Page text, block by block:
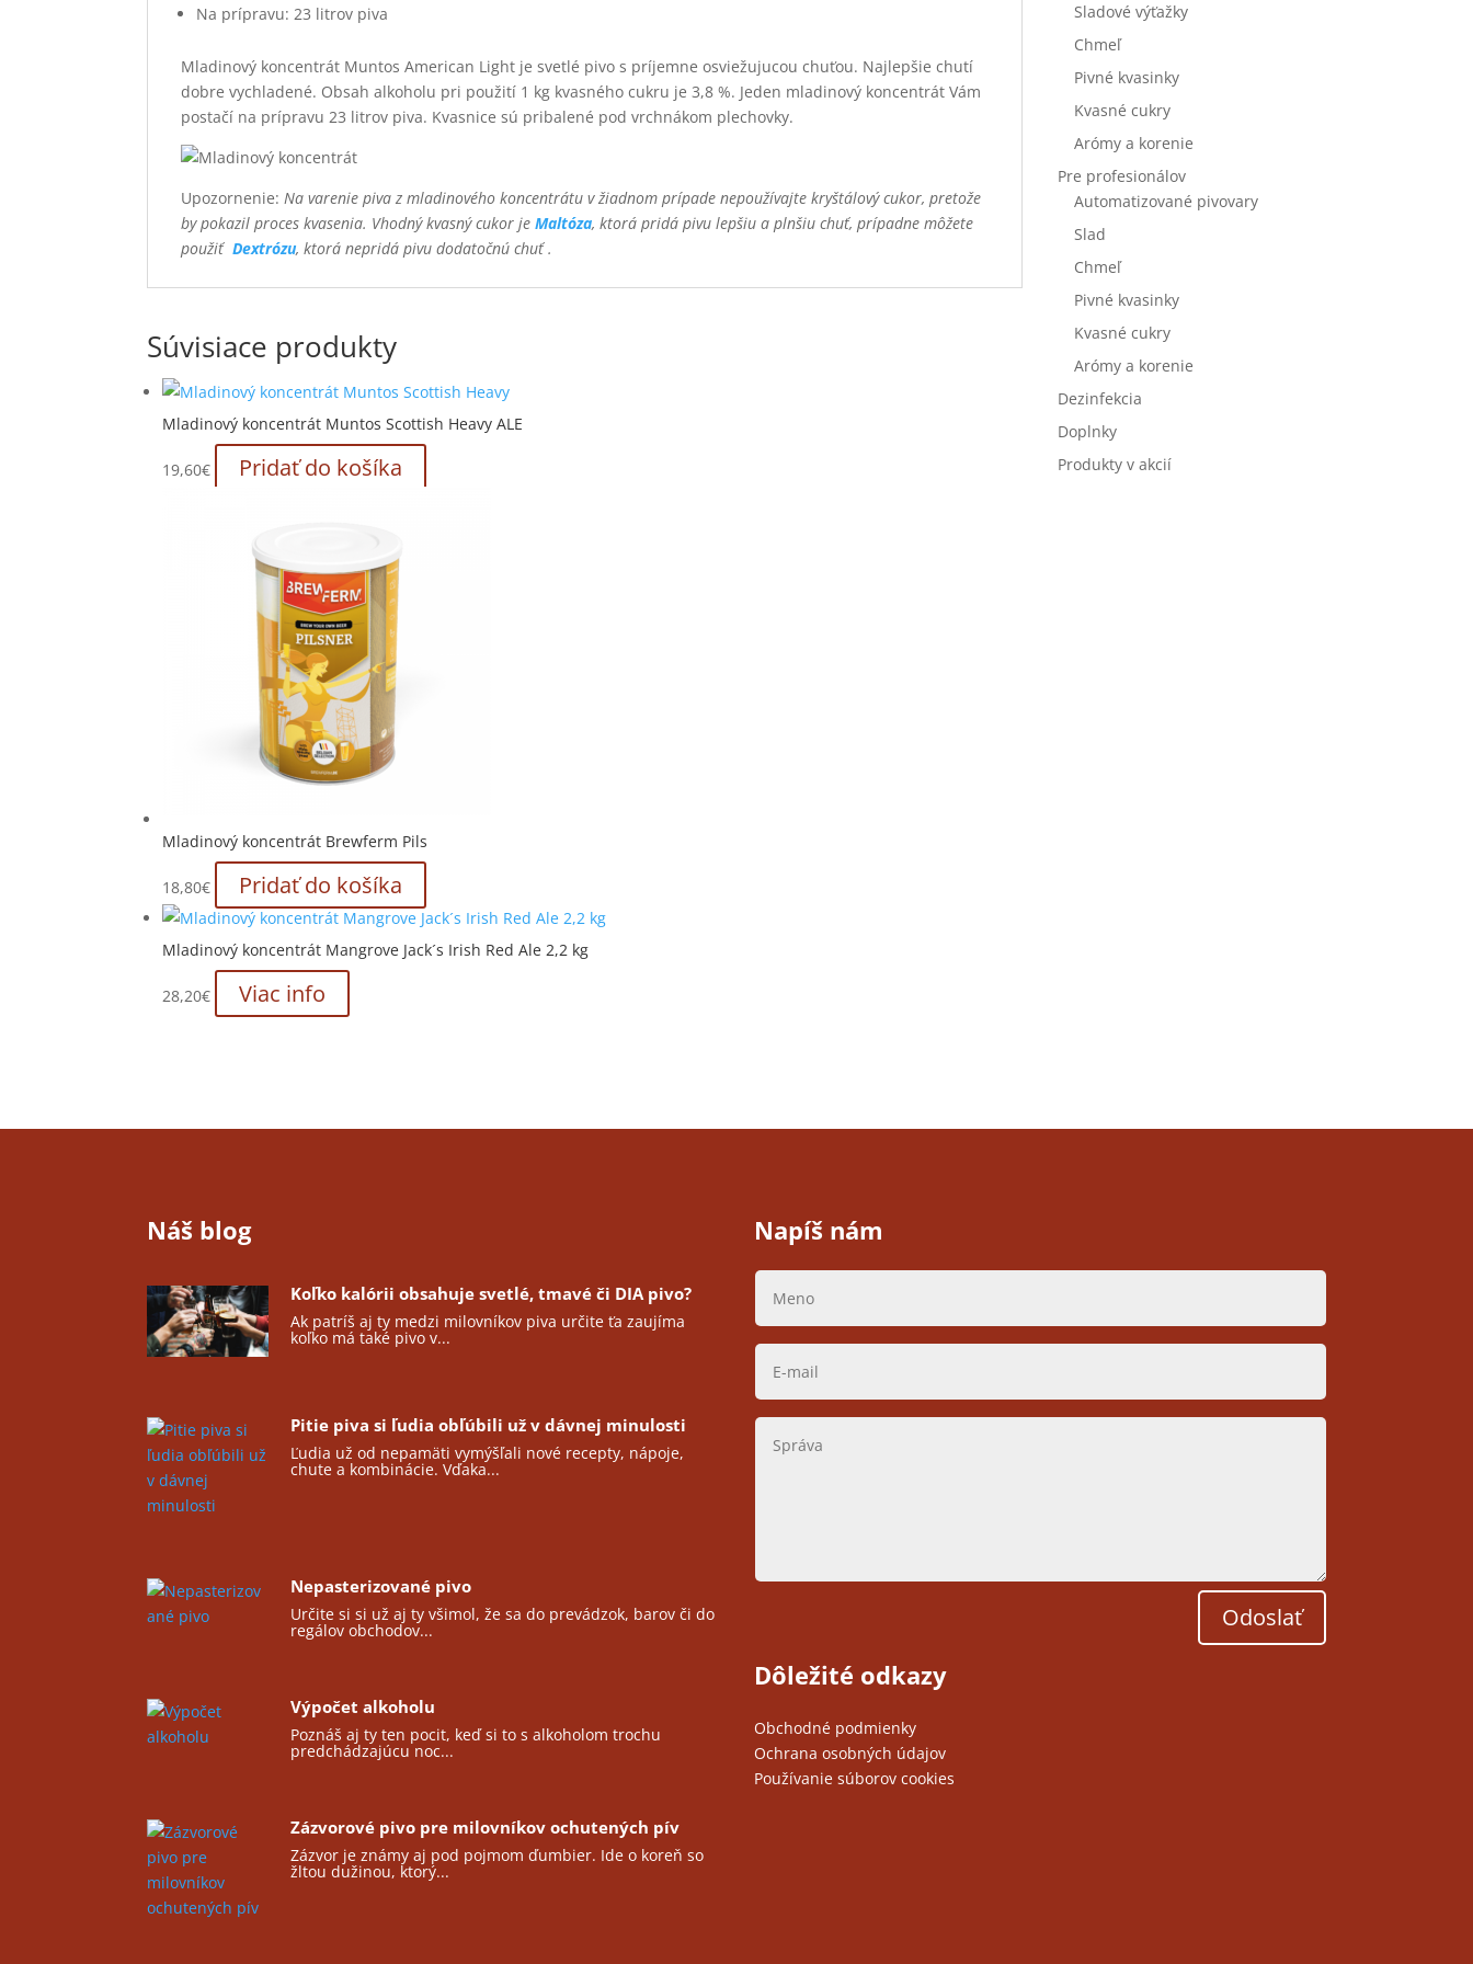
Na prípravu: 23 litrov piva
Mladinový koncentrát Muntos American Light je svetlé pivo s príjemne osviežujucou chuťou. Najlepšie chutí
dobre vychladené. Obsah alkoholu pri použití 1 kg kvasného cukru je 3,8 %. Jeden mladinový koncentrát Vám
postačí na prípravu 23 litrov piva. Kvasnice sú pribalené pod vrchnákom plechovky.
Upozornenie: Na varenie piva z mladinového koncentrátu v žiadnom prípade nepoužívajte kryštálový cukor, pretože
by pokazil proces kvasenia. Vhodný kvasný cukor jeMaltóza, ktorá pridá pivu lepšiu a plnšiu chuť, prípadne môžete
použiťDextrózu, ktorá nepridá pivu dodatočnú chuť .
Súvisiace produkty
Mladinový koncentrát Muntos Scottish Heavy ALE
19,60€ Pridať do košíka
Mladinový koncentrát Brewferm Pils
18,80€ Pridať do košíka
Mladinový koncentrát Mangrove Jack´s Irish Red Ale 2,2 kg
28,20€ Viac info
Sladové výťažky
Chmeľ
Pivné kvasinky
Kvasné cukry
Arómy a korenie
Pre profesionálov
Automatizované pivovary
Slad
Chmeľ
Pivné kvasinky
Kvasné cukry
Arómy a korenie
Dezinfekcia
Doplnky
Produkty v akcií
Náš blog
Koľko kalórii obsahuje svetlé, tmavé či DIA pivo?
Ak patríš aj ty medzi milovníkov piva určite ťa zaujíma
koľko má také pivo v...
Pitie piva si ľudia obľúbili už v dávnej minulosti
Ľudia už od nepamäti vymýšľali nové recepty, nápoje,
chute a kombinácie. Vďaka...
Nepasterizované pivo
Určite si si už aj ty všimol, že sa do prevádzok, barov či do
regálov obchodov...
Výpočet alkoholu
Poznáš aj ty ten pocit, keď si to s alkoholom trochu
predchádzajúcu noc...
Zázvorové pivo pre milovníkov ochutených pív
Zázvor je známy aj pod pojmom ďumbier. Ide o koreň so
žltou dužinou, ktorý...
Napíš nám
Odoslať
Dôležité odkazy
Obchodné podmienky
Ochrana osobných údajov
Používanie súborov cookies